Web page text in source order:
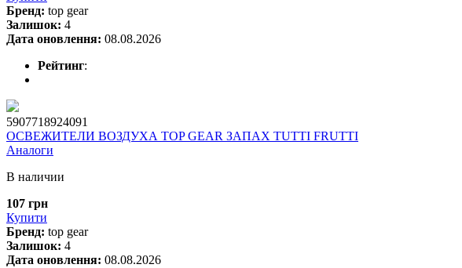
Бренд: top gear
Залишок: 4
Дата оновлення: 08.08.2026
Рейтинг:
5907718924091
ОСВЕЖИТЕЛИ ВОЗДУХА TOP GEAR ЗАПАХ TUTTI FRUTTI
Аналоги
В наличии
107 грн
Купити
Бренд: top gear
Залишок: 4
Дата оновлення: 08.08.2026